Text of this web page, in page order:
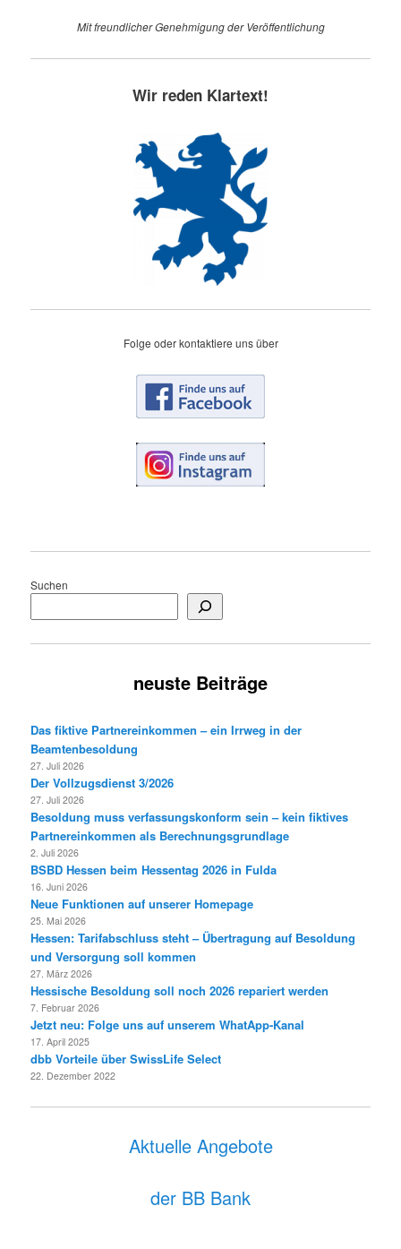
Mit freundlicher Genehmigung der Veröffentlichung
Wir reden Klartext!
Folge oder kontaktiere uns über
Suchen
neuste Beiträge
Das fiktive Partnereinkommen – ein Irrweg in der
Beamtenbesoldung
27. Juli 2026
Der Vollzugsdienst 3/2026
27. Juli 2026
Besoldung muss verfassungskonform sein – kein fiktives
Partnereinkommen als Berechnungsgrundlage
2. Juli 2026
BSBD Hessen beim Hessentag 2026 in Fulda
16. Juni 2026
Neue Funktionen auf unserer Homepage
25. Mai 2026
Hessen: Tarifabschluss steht – Übertragung auf Besoldung
und Versorgung soll kommen
27. März 2026
Hessische Besoldung soll noch 2026 repariert werden
7. Februar 2026
Jetzt neu: Folge uns auf unserem WhatApp-Kanal
17. April 2025
dbb Vorteile über SwissLife Select
22. Dezember 2022
Aktuelle Angebote
der BB Bank